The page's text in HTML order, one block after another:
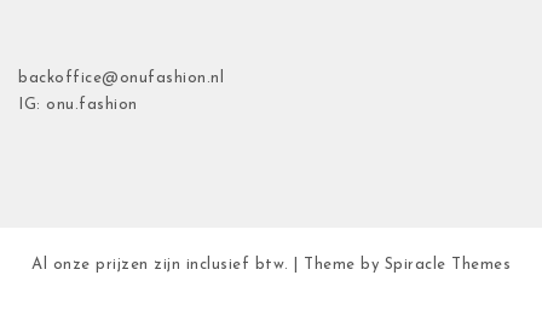
backoffice@onufashion.nl
IG: onu.fashion
Al onze prijzen zijn inclusief btw. | Theme by Spiracle Themes